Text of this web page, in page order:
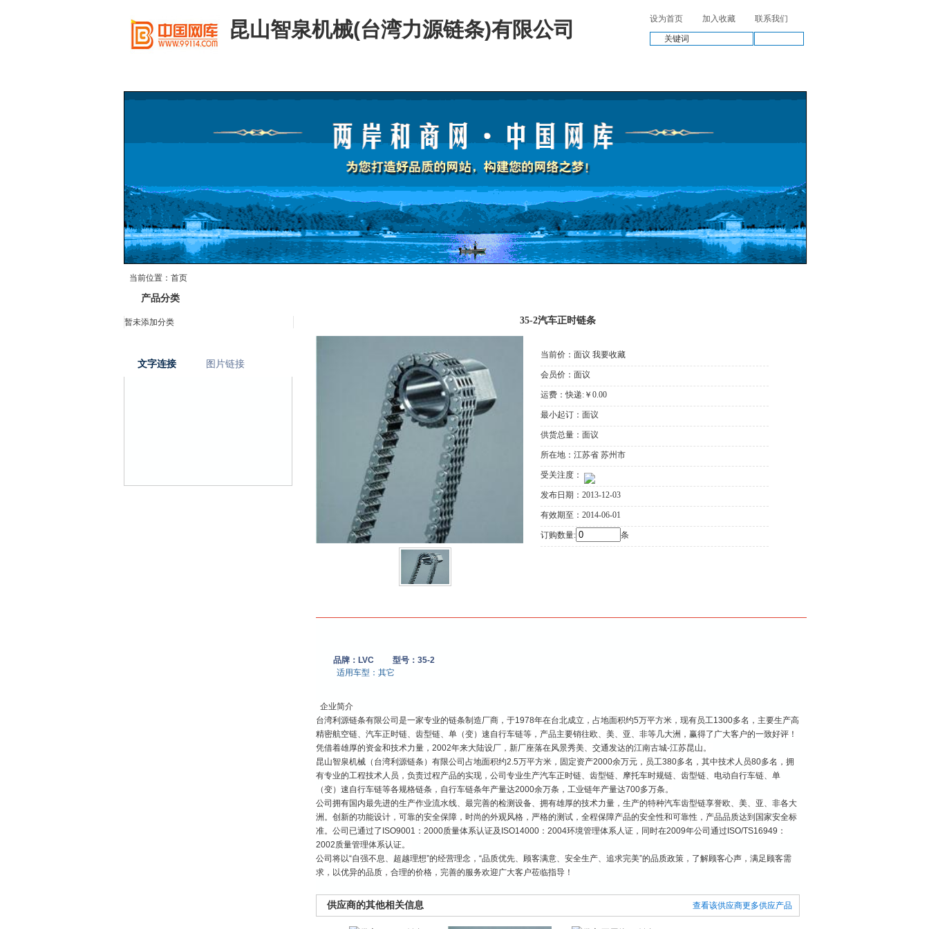
昆山智泉机械(台湾力源链条)有限公司 设为首页 加入收藏 联系我们
当前位置：首页
产品分类
暂未添加分类
文字连接 图片链接
35-2汽车正时链条
当前价：面议 我要收藏
会员价：面议
运费：快递:￥0.00
最小起订：面议
供货总量：面议
所在地：江苏省 苏州市
受关注度：
发布日期：2013-12-03
有效期至：2014-06-01
订购数量: 条
品牌：LVC
型号：35-2
适用车型： 其它
企业简介
台湾利源链条有限公司是一家专业的链条制造厂商，于1978年在台北成立，占地面积约5万平方米，现有员工1300多名，主要生产高
精密航空链、汽车正时链、齿型链、单（变）速自行车链等，产品主要销往欧、美、亚、非等几大洲，赢得了广大客户的一致好评！
凭借着雄厚的资金和技术力量，2002年来大陆设厂，新厂座落在风景秀美、交通发达的江南古城-江苏昆山。
昆山智泉机械（台湾利源链条）有限公司占地面积约2.5万平方米，固定资产2000余万元，员工380多名，其中技术人员80多名，拥
有专业的工程技术人员，负责过程产品的实现，公司专业生产汽车正时链、齿型链、摩托车时规链、齿型链、电动自行车链、单
（变）速自行车链等各规格链条，自行车链条年产量达2000余万条，工业链年产量达700多万条。
公司拥有国内最先进的生产作业流水线、最完善的检测设备、拥有雄厚的技术力量，生产的特种汽车齿型链享誉欧、美、亚、非各大
洲。创新的功能设计，可靠的安全保障，时尚的外观风格，严格的测试，全程保障产品的安全性和可靠性，产品品质达到国家安全标
准。公司已通过了ISO9001：2000质量体系认证及ISO14000：2004环境管理体系人证，同时在2009年公司通过ISO/TS16949：
2002质量管理体系认证。
公司将以“自强不息、超越理想”的经营理念，“品质优先、顾客满意、安全生产、追求完美”的品质政策，了解顾客心声，满足顾客需
求，以优异的品质，合理的价格，完善的服务欢迎广大客户莅临指导！
供应商的其他相关信息 查看该供应商更多供应产品